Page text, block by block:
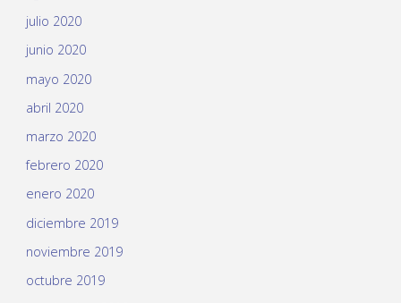
julio 2020
junio 2020
mayo 2020
abril 2020
marzo 2020
febrero 2020
enero 2020
diciembre 2019
noviembre 2019
octubre 2019